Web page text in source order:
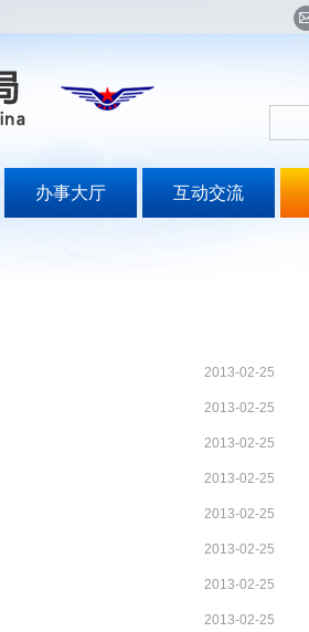
办事大厅 互动交流
2013-02-25
2013-02-25
2013-02-25
2013-02-25
2013-02-25
2013-02-25
2013-02-25
2013-02-25